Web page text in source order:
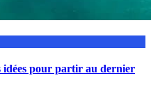
idées pour partir au dernier